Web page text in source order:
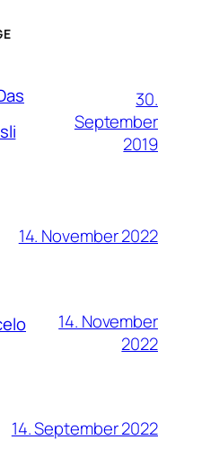
30.
September
2019
14. November 2022
14. November
2022
14. September 2022